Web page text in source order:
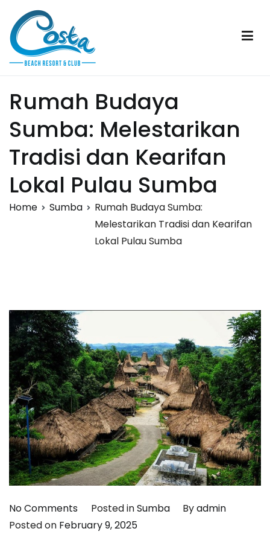
content
Rumah Budaya
Sumba: Melestarikan
Tradisi dan Kearifan
Lokal Pulau Sumba
Home Sumba
Rumah Budaya Sumba:
Melestarikan Tradisi dan Kearifan
Lokal Pulau Sumba
No Commentson
Rumah
Posted inSumba Byadmin
Posted on February 9, 2025